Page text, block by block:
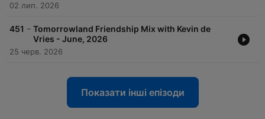
02 лип. 2026
451 - Tomorrowland Friendship Mix with Kevin de
Vries - June, 2026
25 черв. 2026
Показати інші епізоди